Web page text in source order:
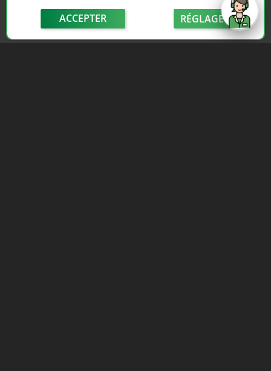
ACCEPTER RÉGLAGE